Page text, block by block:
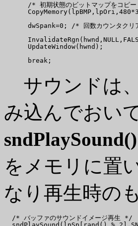
/* 初期状態のビットマップをコピ
dwSpank=0; /* 回数カウンタクリ
      UpdateWindow(hwnd);
サウンドは
み込んでおい
sndPlaySound()
をメモリに置
なり再生時の
  /* バッファのサウンドイメージ再生 */